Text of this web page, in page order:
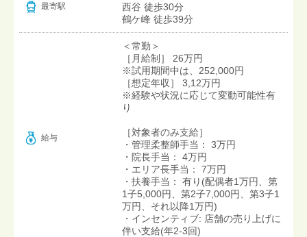
最寄駅
西谷 徒歩30分
鶴ケ峰 徒歩39分
給与
＜常勤＞
［月給制］ 26万円
※試用期間中は、252,000円
［想定年収］ 3,12万円
※経験や状況に応じて変動可能性有
り
［対象者のみ支給］
・管理柔整師手当： 3万円
・院長手当： 4万円
・エリア長手当： 7万円
・扶養手当： 有り(配偶者1万円、第
1子5,000円、第2子7,000円、第3子1
万円、それ以降1万円)
・インセンティブ: 店舗の売り上げに
伴い支給(年2-3回)